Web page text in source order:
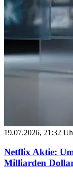
19.07.2026, 21:32
Netflix Aktie:
Milliarden